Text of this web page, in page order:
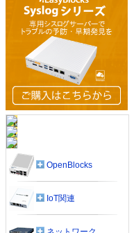
OpenBlocks
IoT関連